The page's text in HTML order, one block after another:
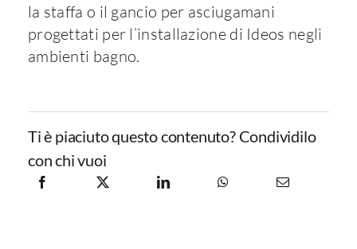
la staffa o il gancio per asciugamani
progettati per l’installazione di Ideos negli
ambienti bagno.
Ti è piaciuto questo contenuto? Condividilo
con chi vuoi